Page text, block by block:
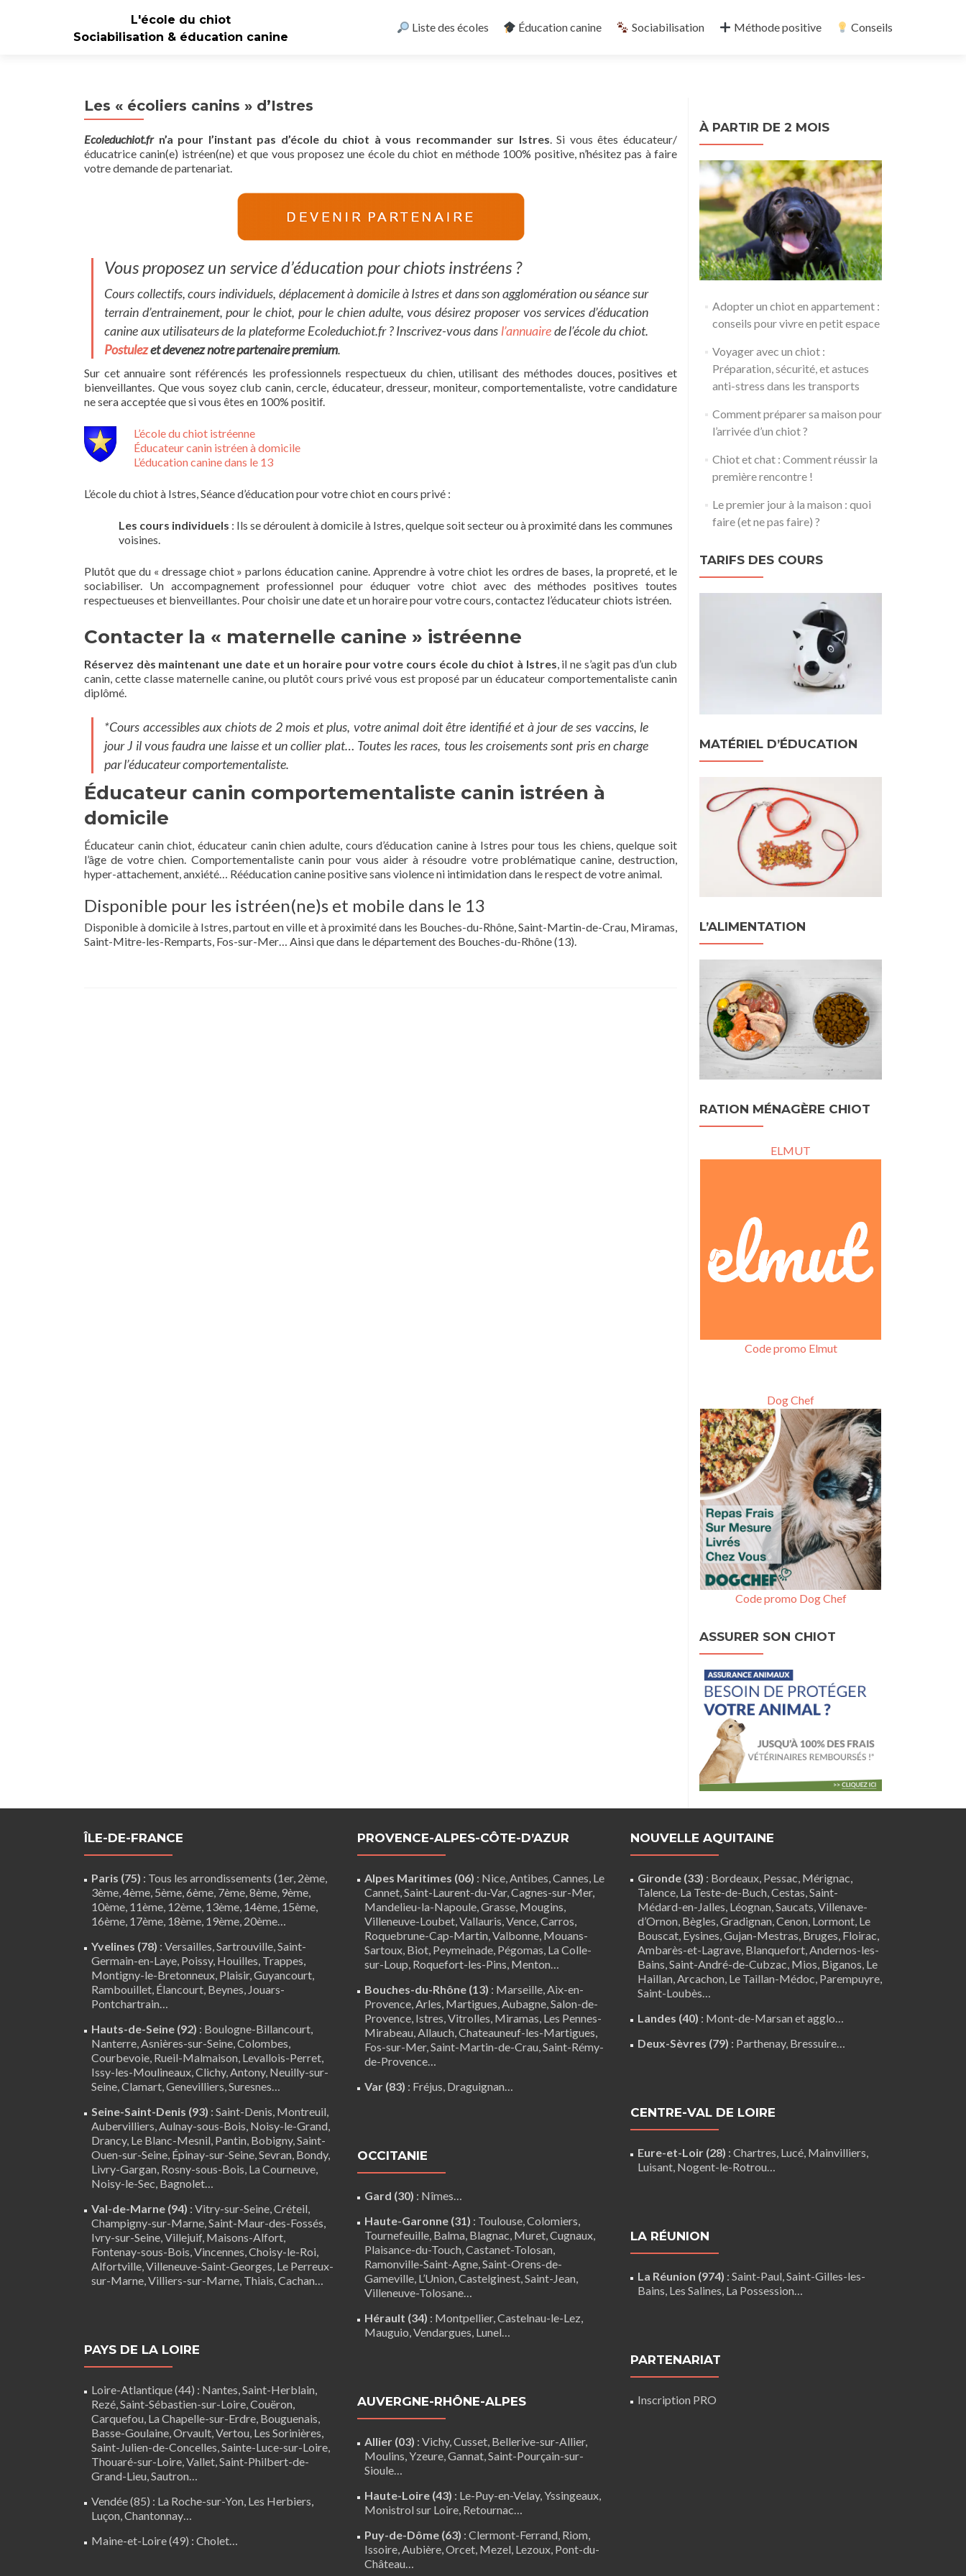
L'école du chiot
Sociabilisation & éducation canine
to Liste des écoles Éducation canine Sociabilisation Méthode positive Conseils
Les « écoliers canins » d’Istres
Ecoleduchiot.frn’a pour l’instant pas d’école du chiot à vous recommander sur Istres. Si vous êtes éducateur/
éducatrice canin(e) istréen(ne) et que vous proposez une école du chiot en méthode 100% positive, n’hésitez pas à faire
votre demande de partenariat.
Vous proposez un service d’éducation pour chiots instréens ?
Cours collectifs, cours individuels, déplacement à domicile à Istres et dans son agglomération ou séance sur
terrain d’entrainement, pour le chiot, pour le chien adulte, vous désirez proposer vos services d’éducation
canine aux utilisateurs de la plateforme Ecoleduchiot.fr? Inscrivez-vous dans l’annuairede l’école du chiot.
Postulezet devenez notre partenaire premium.
Sur cet annuaire sont référencés les professionnels respectueux du chien, utilisant des méthodes douces, positives et
bienveillantes. Que vous soyez club canin, cercle, éducateur, dresseur, moniteur, comportementaliste, votre candidature
ne sera acceptée que si vous êtes en 100% positif.
L’école du chiot istréenne
Éducateur canin istréen à domicile
L’éducation canine dans le 13
L’école du chiot à Istres, Séance d’éducation pour votre chiot en cours privé :
Les cours individuels : Ils se déroulent à domicile à Istres, quelque soit secteur ou à proximité dans les communes
voisines.
Plutôt que du « dressage chiot » parlons éducation canine. Apprendre à votre chiot les ordres de bases, la propreté, et le
sociabiliser. Un accompagnement professionnel pour éduquer votre chiot avec des méthodes positives toutes
respectueuses et bienveillantes. Pour choisir une date et un horaire pour votre cours, contactez l’éducateur chiots istréen.
Contacter la « maternelle canine » istréenne
Réservez dès maintenant une date et un horaire pour votre cours école du chiot à Istres, il ne s’agit pas d’un club
canin, cette classe maternelle canine, ou plutôt cours privé vous est proposé par un éducateur comportementaliste canin
diplômé.
*Cours accessibles aux chiots de 2 mois et plus, votre animal doit être identifié et à jour de ses vaccins, le
jour J il vous faudra une laisse et un collier plat… Toutes les races, tous les croisements sont pris en charge
par l’éducateur comportementaliste.
Éducateur canin comportementaliste canin istréen à
domicile
Éducateur canin chiot, éducateur canin chien adulte, cours d’éducation canine à Istres pour tous les chiens, quelque soit
l’âge de votre chien. Comportementaliste canin pour vous aider à résoudre votre problématique canine, destruction,
hyper-attachement, anxiété… Rééducation canine positive sans violence ni intimidation dans le respect de votre animal.
Disponible pour les istréen(ne)s et mobile dans le 13
Disponible à domicile à Istres, partout en ville et à proximité dans les Bouches-du-Rhône, Saint-Martin-de-Crau, Miramas,
Saint-Mitre-les-Remparts, Fos-sur-Mer… Ainsi que dans le département des Bouches-du-Rhône (13).
À PARTIR DE 2 MOIS
Adopter un chiot en appartement :
conseils pour vivre en petit espace
Voyager avec un chiot :
Préparation, sécurité, et astuces
anti-stress dans les transports
Comment préparer sa maison pour
l’arrivée d’un chiot ?
Chiot et chat : Comment réussir la
première rencontre !
Le premier jour à la maison : quoi
faire (et ne pas faire) ?
TARIFS DES COURS
MATÉRIEL D’ÉDUCATION
L’ALIMENTATION
RATION MÉNAGÈRE CHIOT
ELMUT
Code promo Elmut
Dog Chef
Code promo Dog Chef
ASSURER SON CHIOT
ÎLE-DE-FRANCE
Paris (75) : Tous les arrondissements (1er, 2ème,
3ème, 4ème, 5ème, 6ème, 7ème, 8ème, 9ème,
10ème, 11ème, 12ème, 13ème, 14ème, 15ème,
16ème, 17ème, 18ème, 19ème, 20ème…
Yvelines (78) : Versailles,Sartrouville,Saint-
Germain-en-Laye, Poissy, Houilles, Trappes,
Montigny-le-Bretonneux, Plaisir,Guyancourt,
Rambouillet, Élancourt, Beynes, Jouars-
Pontchartrain…
Hauts-de-Seine (92) : Boulogne-Billancourt,
Nanterre, Asnières-sur-Seine, Colombes,
Courbevoie, Rueil-Malmaison, Levallois-Perret,
Issy-les-Moulineaux, Clichy, Antony, Neuilly-sur-
Seine,Clamart, Genevilliers, Suresnes…
Seine-Saint-Denis (93) : Saint-Denis, Montreuil,
Aubervilliers, Aulnay-sous-Bois, Noisy-le-Grand,
Drancy, Le Blanc-Mesnil, Pantin, Bobigny, Saint-
Ouen-sur-Seine, Épinay-sur-Seine, Sevran, Bondy,
Livry-Gargan, Rosny-sous-Bois, La Courneuve,
Noisy-le-Sec, Bagnolet…
Val-de-Marne (94) : Vitry-sur-Seine,Créteil,
Champigny-sur-Marne, Saint-Maur-des-Fossés,
Ivry-sur-Seine, Villejuif, Maisons-Alfort,
Fontenay-sous-Bois,Vincennes, Choisy-le-Roi,
Alfortville, Villeneuve-Saint-Georges, Le Perreux-
sur-Marne, Villiers-sur-Marne, Thiais, Cachan…
PAYS DE LA LOIRE
Loire-Atlantique (44) : Nantes,Saint-Herblain,
Rezé, Saint-Sébastien-sur-Loire,Couëron,
Carquefou, La Chapelle-sur-Erdre, Bouguenais,
Basse-Goulaine, Orvault,Vertou, Les Sorinières,
Saint-Julien-de-Concelles,Sainte-Luce-sur-Loire,
Thouaré-sur-Loire, Vallet, Saint-Philbert-de-
Grand-Lieu, Sautron…
Vendée (85) : La Roche-sur-Yon, Les Herbiers,
Luçon,Chantonnay…
Maine-et-Loire (49) : Cholet…
PROVENCE-ALPES-CÔTE-D’AZUR
Alpes Maritimes (06) : Nice,Antibes,Cannes, Le
Cannet,Saint-Laurent-du-Var,Cagnes-sur-Mer,
Mandelieu-la-Napoule,Grasse, Mougins,
Villeneuve-Loubet,Vallauris,Vence,Carros,
Roquebrune-Cap-Martin,Valbonne, Mouans-
Sartoux, Biot, Peymeinade, Pégomas, La Colle-
sur-Loup, Roquefort-les-Pins, Menton…
Bouches-du-Rhône (13) : Marseille,Aix-en-
Provence,Arles, Martigues,Aubagne,Salon-de-
Provence, Istres,Vitrolles, Miramas, Les Pennes-
Mirabeau,Allauch,Chateauneuf-les-Martigues,
Fos-sur-Mer,Saint-Martin-de-Crau,Saint-Rémy-
de-Provence…
Var (83) : Fréjus, Draguignan…
OCCITANIE
Gard (30) : Nîmes…
Haute-Garonne (31) : Toulouse,Colomiers,
Tournefeuille, Balma, Blagnac, Muret,Cugnaux,
Plaisance-du-Touch,Castanet-Tolosan,
Ramonville-Saint-Agne,Saint-Orens-de-
Gameville, L’Union,Castelginest,Saint-Jean,
Villeneuve-Tolosane…
Hérault (34) : Montpellier,Castelnau-le-Lez,
Mauguio,Vendargues, Lunel…
AUVERGNE-RHÔNE-ALPES
Allier (03) : Vichy, Cusset, Bellerive-sur-Allier,
Moulins, Yzeure, Gannat,Saint-Pourçain-sur-
Sioule…
Haute-Loire (43) : Le-Puy-en-Velay,Yssingeaux,
Monistrol sur Loire, Retournac…
Puy-de-Dôme (63) : Clermont-Ferrand, Riom,
Issoire,Aubière,Orcet, Mezel, Lezoux, Pont-du-
Château…
NOUVELLE AQUITAINE
Gironde (33) : Bordeaux, Pessac, Mérignac,
Talence, La Teste-de-Buch,Cestas,Saint-
Médard-en-Jalles, Léognan,Saucats,Villenave-
d’Ornon, Bègles,Gradignan,Cenon, Lormont, Le
Bouscat, Eysines, Gujan-Mestras, Bruges, Floirac,
Ambarès-et-Lagrave, Blanquefort,Andernos-les-
Bains, Saint-André-de-Cubzac, Mios, Biganos, Le
Haillan,Arcachon, Le Taillan-Médoc, Parempuyre,
Saint-Loubès…
Landes (40) : Mont-de-Marsan et agglo…
Deux-Sèvres (79) : Parthenay, Bressuire…
CENTRE-VAL DE LOIRE
Eure-et-Loir (28) : Chartres, Lucé, Mainvilliers,
Luisant, Nogent-le-Rotrou…
LA RÉUNION
La Réunion (974) : Saint-Paul,Saint-Gilles-les-
Bains, Les Salines, La Possession…
PARTENARIAT
Inscription PRO